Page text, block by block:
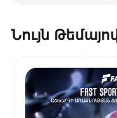
Նույն Թեմայով